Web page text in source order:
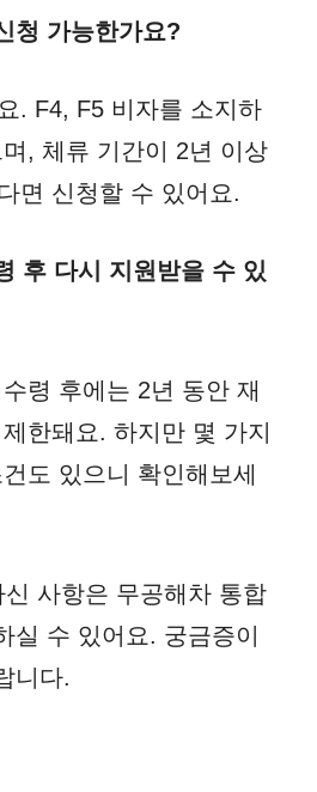
청 가능한가요?
. F4, F5 비자를 소지하
며, 체류 기간이 2년 이상
면 신청할 수 있어요.
후 다시 지원받을 수 있
령 후에는 2년 동안 재
한돼요. 하지만 몇 가지
도 있으니 확인해보세
사항은 무공해차 통합
실 수 있어요. 궁금증이
니다.